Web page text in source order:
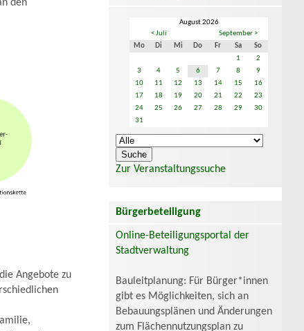
den
Angebote zu
August 2026
< Juli
September >
Mo
Di Mi Do Fr Sa
So
1
2
3
4 5 6 7 8
9
10
11 12 13 14 15
16
17
18 19 20 21 22
23
24
25 26 27 28 29
30
31
Zur Veranstaltungssuche
Bürgerbeteiligung
Online-Beteiligungsportal der
Stadtverwaltung
Bauleitplanung: Für Bürger*innen
gibt es Möglichkeiten, sich an
Bebauungsplänen und Änderungen
zum Flächennutzungsplan zu